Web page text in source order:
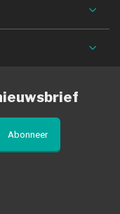
Abonneer